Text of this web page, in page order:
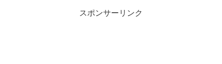
スポンサーリンク